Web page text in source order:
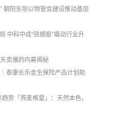
朝阳东坝以物管会建设推动基层
中科中成“铁蜻蜓”撬动行业升
卖爆的内幕揭秘
泰康长乐金生保险产品计划助
势「燕麦格雷」：天然本色，